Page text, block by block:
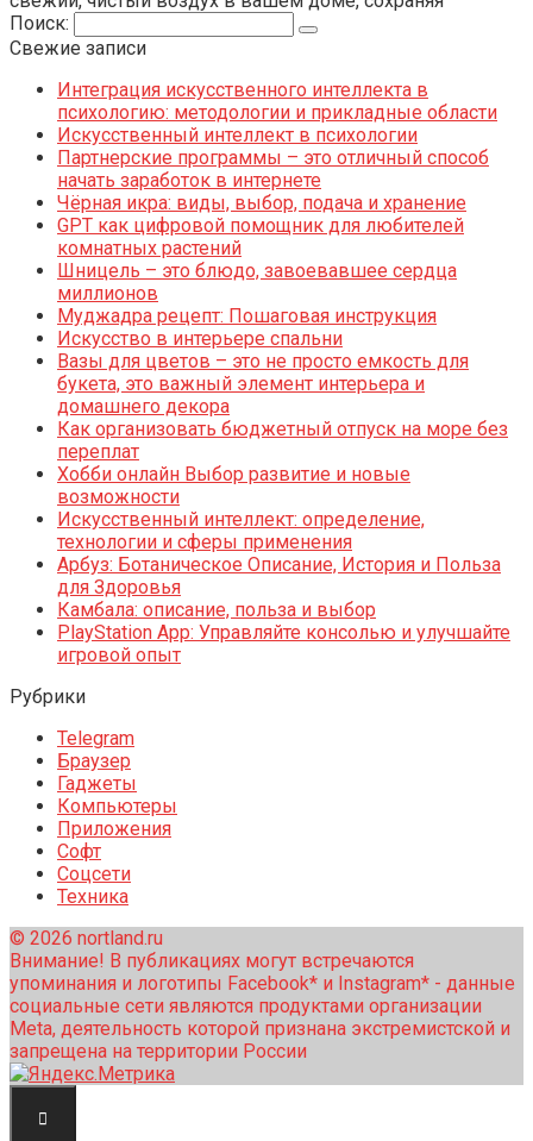
Поиск:
Свежие записи
Интеграция искусственного интеллекта в
психологию: методологии и прикладные области
Искусственный интеллект в психологии
Партнерские программы – это отличный способ
начать заработок в интернете
Чёрная икра: виды, выбор, подача и хранение
GPT как цифровой помощник для любителей
комнатных растений
Шницель – это блюдо, завоевавшее сердца
миллионов
Муджадра рецепт: Пошаговая инструкция
Искусство в интерьере спальни
Вазы для цветов – это не просто емкость для
букета, это важный элемент интерьера и
домашнего декора
Как организовать бюджетный отпуск на море без
переплат
Хобби онлайн Выбор развитие и новые
возможности
Искусственный интеллект: определение,
технологии и сферы применения
Арбуз: Ботаническое Описание, История и Польза
для Здоровья
Камбала: описание, польза и выбор
PlayStation App: Управляйте консолью и улучшайте
игровой опыт
Рубрики
Telegram
Браузер
Гаджеты
Компьютеры
Приложения
Софт
Соцсети
Техника
© 2026 nortland.ru
Внимание! В публикациях могут встречаются
упоминания и логотипы Facebook* и Instagram* - данные
социальные сети являются продуктами организации
Meta, деятельность которой признана экстремистской и
запрещена на территории России